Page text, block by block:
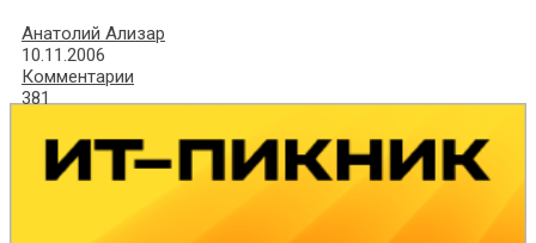
Анатолий Ализар
10.11.2006
Комментарии
381